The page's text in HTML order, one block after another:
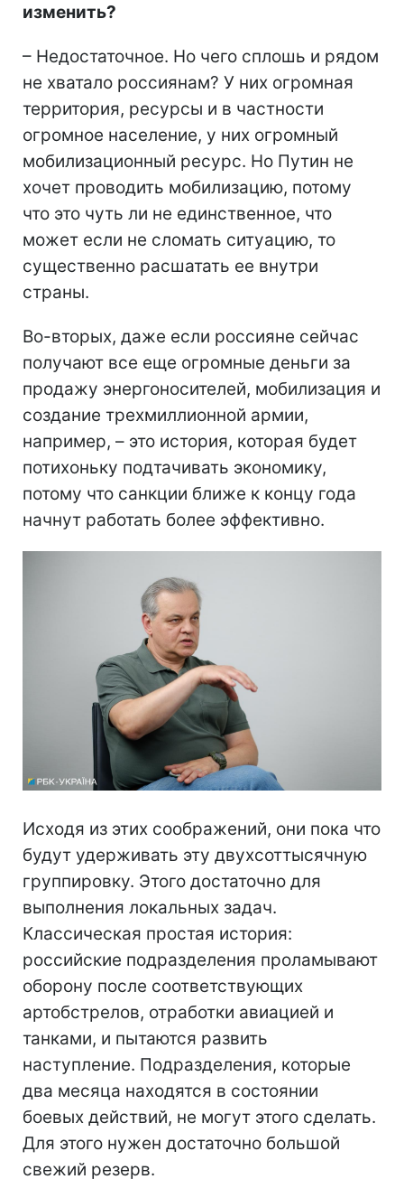
изменить?
– Недостаточное. Но чего сплошь и рядом
не хватало россиянам? У них огромная
территория, ресурсы и в частности
огромное население, у них огромный
мобилизационный ресурс. Но Путин не
хочет проводить мобилизацию, потому
что это чуть ли не единственное, что
может если не сломать ситуацию, то
существенно расшатать ее внутри
страны.
Во-вторых, даже если россияне сейчас
получают все еще огромные деньги за
продажу энергоносителей, мобилизация и
создание трехмиллионной армии,
например, – это история, которая будет
потихоньку подтачивать экономику,
потому что санкции ближе к концу года
начнут работать более эффективно.
Исходя из этих соображений, они пока что
будут удерживать эту двухсоттысячную
группировку. Этого достаточно для
выполнения локальных задач.
Классическая простая история:
российские подразделения проламывают
оборону после соответствующих
артобстрелов, отработки авиацией и
танками, и пытаются развить
наступление. Подразделения, которые
два месяца находятся в состоянии
боевых действий, не могут этого сделать.
Для этого нужен достаточно большой
свежий резерв.